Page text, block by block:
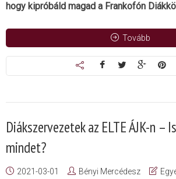
hogy kipróbáld magad a Frankofón
Tovább
Diákszervezetek az ELTE ÁJK-n –
mindet?
2021-03-01 Bényi Mercédesz